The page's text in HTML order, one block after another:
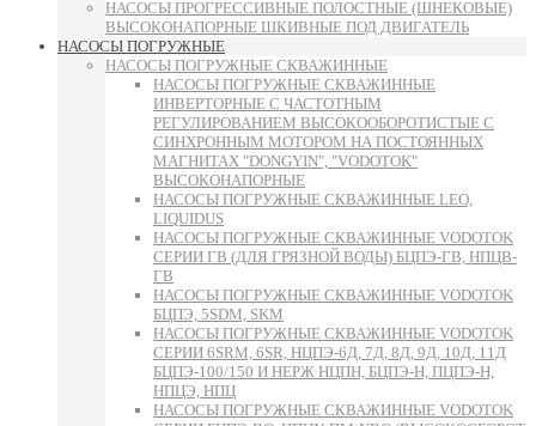
НАСОСЫ ПРОГРЕССИВНЫЕ ПОЛОСТНЫЕ (ШНЕКОВЫЕ)
ВЫСОКОНАПОРНЫЕ ШКИВНЫЕ ПОД ДВИГАТЕЛЬ
НАСОСЫ ПОГРУЖНЫЕ
НАСОСЫ ПОГРУЖНЫЕ СКВАЖИННЫЕ
НАСОСЫ ПОГРУЖНЫЕ СКВАЖИННЫЕ
ИНВЕРТОРНЫЕ С ЧАСТОТНЫМ
РЕГУЛИРОВАНИЕМ ВЫСОКООБОРОТИСТЫЕ С
СИНХРОННЫМ МОТОРОМ НА ПОСТОЯННЫХ
МАГНИТАХ "DONGYIN", "VODOTOK"
ВЫСОКОНАПОРНЫЕ
НАСОСЫ ПОГРУЖНЫЕ СКВАЖИННЫЕ LEO,
LIQUIDUS
НАСОСЫ ПОГРУЖНЫЕ СКВАЖИННЫЕ VODOTOK
СЕРИИ ГВ (ДЛЯ ГРЯЗНОЙ ВОДЫ) БЦПЭ-ГВ, НПЦВ-
ГВ
НАСОСЫ ПОГРУЖНЫЕ СКВАЖИННЫЕ VODOTOK
БЦПЭ, 5SDM, SKM
НАСОСЫ ПОГРУЖНЫЕ СКВАЖИННЫЕ VODOTOK
СЕРИИ 6SRM, 6SR, НЦПЭ-6Д, 7Д, 8Д, 9Д, 10Д, 11Д
БЦПЭ-100/150 И НЕРЖ НЦПН, БЦПЭ-Н, ПЦПЭ-Н,
НПЦЭ, НПЦ
НАСОСЫ ПОГРУЖНЫЕ СКВАЖИННЫЕ VODOTOK